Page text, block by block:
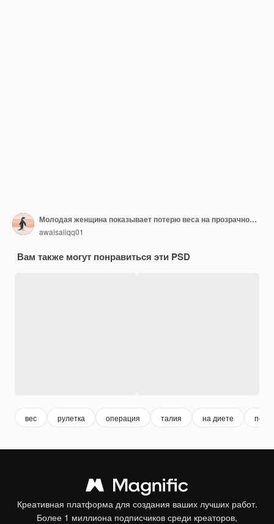
Молодая женщина показывает потерю веса на прозрачном фоне
awaisaliqq01
Вам также могут понравиться эти PSD
вес рулетка операция талия на диете
Креативная платформа для создания ваших лучших работ.
Более 1 миллиона подписчиков среди креаторов,